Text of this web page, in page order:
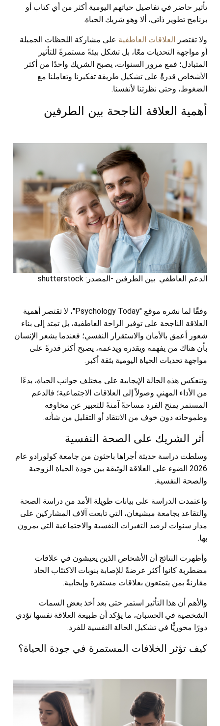
تأثير حاضر في تفاصيل حياتهم اليومية أكثر من أي كتاب أو
برنامج تطوير ذاتي، ألا وهو شريك الحياة.
ولا تقتصر العلاقات العاطفية على مشاركة اللحظات الجميلة
أو مواجهة التحديات معًا، بل تشكل بيئةً مستمرةً للتأثير
المتبادل؛ فمع مرور السنوات، يصبح الشريك واحدًا من أكثر
الأشخاص قدرةً على تشكيل طريقة تفكيرنا وتعاملنا مع
الضغوط، وحتى نظرتنا لأنفسنا.
أهمية العلاقة الناجحة بين الطرفين
الدعم العاطفي بين الطرفين -المصدر: shutterstock
وفقًا لما نشره موقع "Psychology Today"، لا تقتصر أهمية
العلاقة الناجحة على توفير الراحة العاطفية، بل تمتد إلى بناء
شعور أعمق بالأمان والاستقرار النفسي؛ فعندما يشعر الإنسان
بأن هناك من يفهمه ويقدره ويدعمه، يصبح أكثر قدرةً على
مواجهة تحديات الحياة اليومية بثقة أكبر.
وتنعكس هذه الحالة الإيجابية على مختلف جوانب الحياة، بدءًا
من الأداء المهني وصولاً إلى العلاقات الاجتماعية؛ فالدعم
المستمر يمنح الفرد مساحةً آمنةً للتعبير عن مخاوفه
وطموحاته دون خوف من الانتقاد أو التقليل من شأنه.
أثر الشريك على الصحة النفسية
وسلطت دراسة حديثة أجراها باحثون من جامعة كولورادو عام
2026 الضوء على العلاقة الوثيقة بين جودة الحياة الزوجية
والصحة النفسية.
واعتمدت الدراسة على بيانات طويلة الأمد من دراسة الصحة
والتقاعد بجامعة ميشيغان، التي تابعت آلاف المشاركين على
مدار سنوات لرصد التغيرات النفسية والاجتماعية التي يمرون
بها.
وأظهرت النتائج أن الأشخاص الذين يعيشون في علاقات
مضطربة كانوا أكثر عرضةً للإصابة بنوبات الاكتئاب الحاد
مقارنةً بمن يتمتعون بعلاقات مستقرة وإيجابية.
والأهم أن هذا التأثير استمر حتى بعد أخذ بعض السمات
الشخصية في الحسبان، ما يؤكد أن طبيعة العلاقة نفسها تؤدي
دورًا محوريًّا في تشكيل الحالة النفسية للفرد.
كيف تؤثر الخلافات المستمرة في جودة الحياة؟